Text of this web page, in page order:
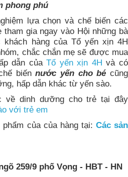
phong phú
lựa chọn và chế biến các
gia ngay vào Hội những bà
hàng của Tổ yến xịn 4H
chắc chắn mẹ sẽ được mua
dẫn củaTổ yến xịn 4H và có
biếnnước yến cho bé cũng
hấp dẫn khác từ yến sào.
về dinh dưỡng cho trẻ tại đây
với trẻ em
của của hàng tại: Các sản
259/9 phố Vọng - HBT - HN